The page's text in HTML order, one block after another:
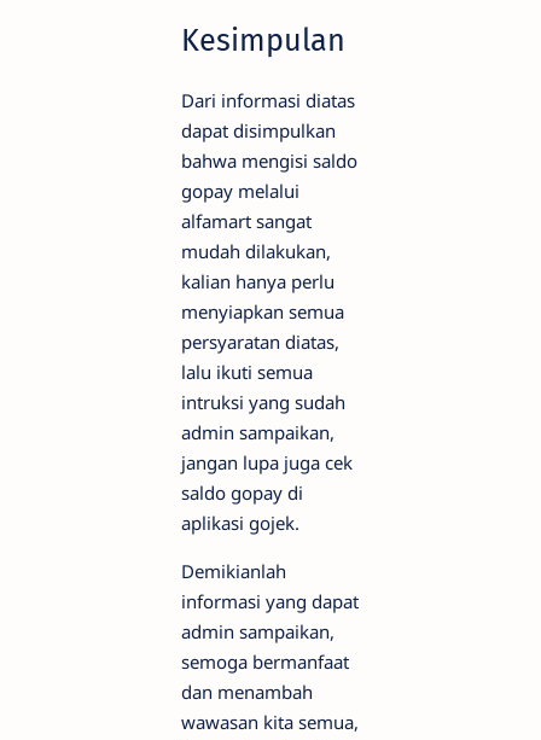
Kesimpulan
Dari informasi diatas
dapat disimpulkan
bahwa mengisi saldo
gopay melalui
alfamart sangat
mudah dilakukan,
kalian hanya perlu
menyiapkan semua
persyaratan diatas,
lalu ikuti semua
intruksi yang sudah
admin sampaikan,
jangan lupa juga cek
saldo gopay di
aplikasi gojek.
Demikianlah
informasi yang dapat
admin sampaikan,
semoga bermanfaat
dan menambah
wawasan kita semua,